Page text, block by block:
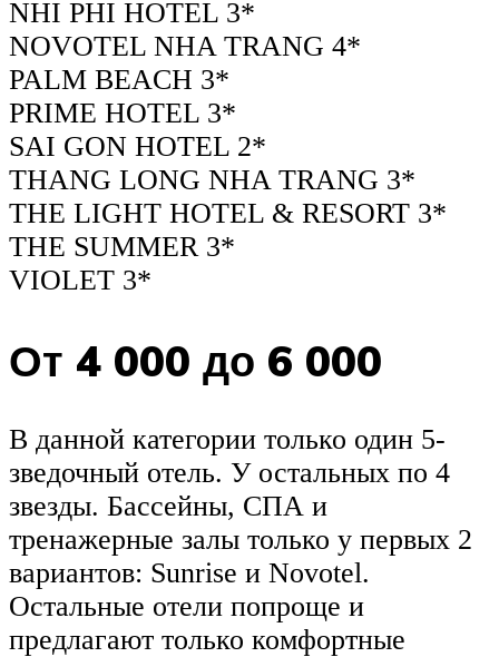
NHI PHI HOTEL 3*
NOVOTEL NHA TRANG 4*
PALM BEACH 3*
PRIME HOTEL 3*
SAI GON HOTEL 2*
THANG LONG NHA TRANG 3*
THE LIGHT HOTEL & RESORT 3*
THE SUMMER 3*
VIOLET 3*
От 4 000 до 6 000
В данной категории только один 5-
зведочный отель. У остальных по 4
звезды. Бассейны, СПА и
тренажерные залы только у первых 2
вариантов: Sunrise и Novotel.
Остальные отели попроще и
предлагают только комфортные